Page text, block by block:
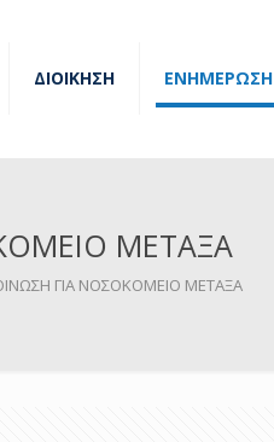
ΔΙΟΙΚΗΣΗ ΕΝΗΜΕΡΩΣΗ
ΜΕΤΑΞΑ
ΓΙΑ ΝΟΣΟΚΟΜΕΙΟ ΜΕΤΑΞΑ